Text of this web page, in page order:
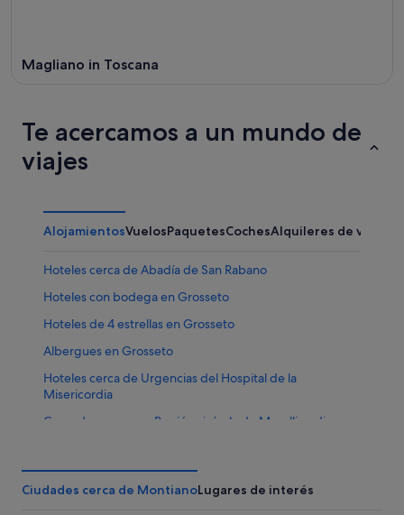
Magliano in Toscana
Te acercamos a un mundo de
viajes
AlojamientosVuelosPaquetesCochesAlquileres de
Hoteles cerca de Abadía de San Rabano
Hoteles con bodega en Grosseto
Hoteles de 4 estrellas en Grosseto
Albergues en Grosseto
Hoteles cerca de Urgencias del Hospital de la
Misericordia
Casas de campo en Región vinícola de Morellino di
Casas en árboles en Grosseto
Ciudades cerca de MontianoLugares de interés